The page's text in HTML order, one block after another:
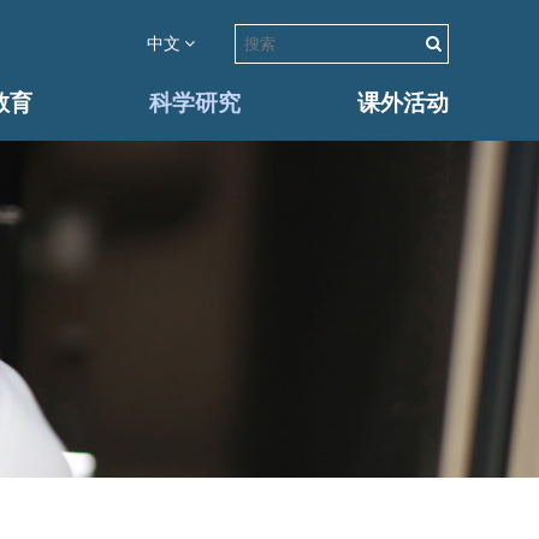
中文
育 科学研究 课外活动